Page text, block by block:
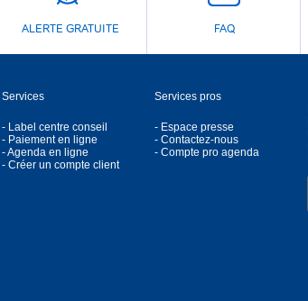
ALERTE GRATUITE FAQ
Services
- Label centre conseil
- Paiement en ligne
- Agenda en ligne
- Créer un compte client
Services pros
- Espace presse
- Contactez-nous
- Compte pro agenda